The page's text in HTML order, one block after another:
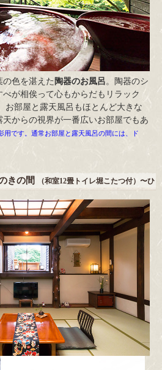
色を湛えた 陶器のお風呂。陶器のシ
が相俟って心もからだもリラック
お部屋と露天風呂もほとんど大きな
からの視界が一番広いお部屋でもあ
です。通常お部屋と露天風呂の間には、ド
きの間 （和室12畳トイレ堀こたつ付）〜ひ